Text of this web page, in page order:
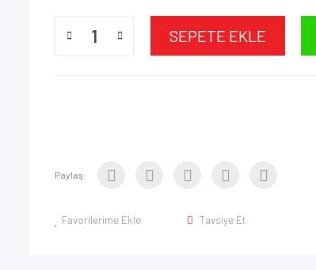
SEPETE EKLE
Paylaş:
Favorilerime Ekle Tavsiye Et